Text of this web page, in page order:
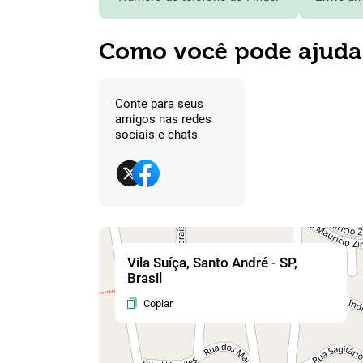
Como você pode
Conte para seus
amigos nas redes
sociais e chats
Vila Suíça, Santo André - SP,
Brasil
Copiar